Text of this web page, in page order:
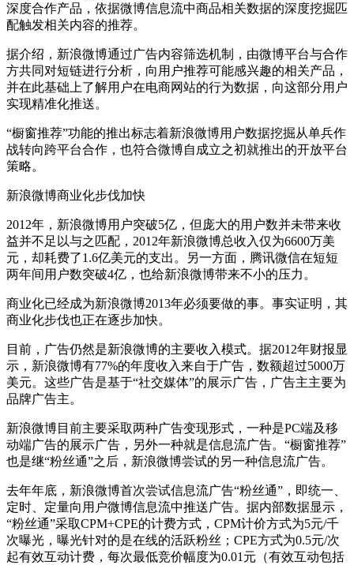
深度合作产品，依据微博信息流中商品相关数据的深度挖掘匹
配触发相关内容的推荐。
据介绍，新浪微博通过广告内容筛选机制，由微博平台与合作
方共同对短链进行分析，向用户推荐可能感兴趣的相关产品，
并在此基础上了解用户在电商网站的行为数据，向这部分用户
实现精准化推送。
“橱窗推荐”功能的推出标志着新浪微博用户数据挖掘从单兵作
战转向跨平台合作，也符合微博自成立之初就推出的开放平台
策略。
新浪微博商业化步伐加快
2012年，新浪微博用户突破5亿，但庞大的用户数并未带来收
益并不足以与之匹配，2012年新浪微博总收入仅为6600万美
元，却耗费了1.6亿美元的支出。另一方面，腾讯微信在短短
两年间用户数突破4亿，也给新浪微博带来不小的压力。
商业化已经成为新浪微博2013年必须要做的事。事实证明，其
商业化步伐也正在逐步加快。
目前，广告仍然是新浪微博的主要收入模式。据2012年财报显
示，新浪微博有77%的年度收入来自于广告，数额超过5000万
美元。这些广告是基于“社交媒体”的展示广告，广告主主要为
品牌广告主。
新浪微博目前主要采取两种广告变现形式，一种是PC端及移
动端广告的展示广告，另外一种就是信息流广告。“橱窗推荐”
也是继“粉丝通”之后，新浪微博尝试的另一种信息流广告。
去年年底，新浪微博首次尝试信息流广告“粉丝通”，即统一、
定时、定量向用户微博信息流中推送广告。据内部数据显示，
“粉丝通”采取CPM+CPE的计费方式，CPM计价方式为5元/千
次曝光，曝光针对的是在线的活跃粉丝；CPE方式为0.5元/次
起有效互动计费，每次最低竞价幅度为0.01元（有效互动包括